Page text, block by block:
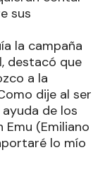
sus
la campaña
destacó que
a la
dije al ser
de los
Emu (Emiliano
lo mío